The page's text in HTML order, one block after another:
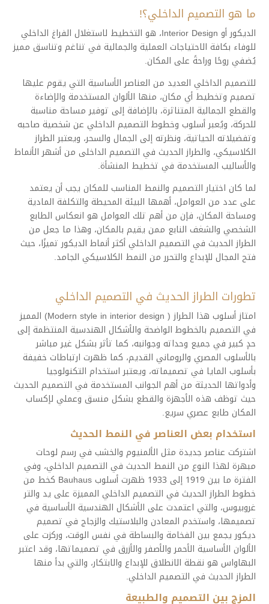
ما هو التصميم الداخلي؟!
الديكور أو Interior Design، هو التخطيط لاستغلال الفراغ الداخلي
للوفاء بكافة الاحتياجات العملية والجمالية في تناغم وتناسق مميز
يُضفي روحًا وراحةً على المكان.
للتصميم الداخلي العديد من العناصر الأساسية التي يقوم عليها
تصميم وتخطيط أي مكان، منها الألوان المستخدمة والإضاءة
والقطع الجمالية المتناثرة، بالإضافة إلى توفير مساحة مناسبة
للحركة، ويُعبر أسلوب وخطوط التصميم الداخلي عن شخصية صاحبه
وتفضيلاته الحياتية، ونظرته إلى الجمال والسحر، ويعتبر الطراز
الكلاسيكي، والطراز الحديث في التصميم الداخلى من أشهر الأنماط
والأساليب المستخدمة في تخطيط المنشأة.
لما كان اختيار التصميم والنمط المناسب للمكان يجب أن يعتمد
على عدد من العوامل، أهمها البيئة المحيطة والتكلفة المادية
ومساحة المكان، فإن من أهم تلك العوامل هو انعكاس الطابع
الشخصي والشغف النابع ممن يقيم بالمكان، وهذا ما جعل من
الطراز الحديث في التصميم الداخلي أكثر أنماط الديكور تميزًا، حيث
فتح المجال للإبداع والتحرر من النمط الكلاسيكي الجامد.
تطورات الطراز الحديث في التصميم الداخلي
امتاز أسلوب هذا الطراز ( Modern style in interior design) المميز
في التصميم بالخطوط الواضحة والأشكال الهندسية المنتظمة إلى
حدٕ كبير في جميع وحداته وجوانبه، كما تأثر بشكل غير مباشر
بالأسلوب المصري والروماني القديم، كما ظهرت ارتباطات خفيفة
بأسلوب المايا في تصميماته، ويعتبر استخدام التكنولوجيا
وأدواتها الحديثة من أهم الجوانب المستخدمة في التصميم الحديث
حيث توظف هذه الأجهزة والقطع بشكل منسق وعملي لإكساب
المكان طابع عصري سريع.
استخدام بعض العناصر في النمط الحديث
اشتركت عناصر جديدة مثل الألمنيوم والخشب في رسم لوحات
مبهرة لهذا النوع من النمط الحديث في التصميم الداخلي، وفي
الفترة ما بين 1919 إلى 1933 ظهرت أسلوب Bauhaus كخط من
خطوط الطراز الحديث في التصميم الداخلي المميزة على يد والتر
غروبيوس، والتي اعتمدت على الأشكال الهندسية الأساسية في
تصميمها، واستخدم المعادن والبلاستيك والزجاج في تصميم
ديكور يجمع بين الفخامة والبساطة في نفس الوقت، وركزت على
الألوان الأساسية الأحمر والأصفر والأزرق في تصميماتها، وقد اعتبر
البهاواس هو نقطة الانطلاق للإبداع والابتكار، والتي بدأ منها
الطراز الحديث في التصميم الداخلي.
المزج بين التصميم والطبيعة